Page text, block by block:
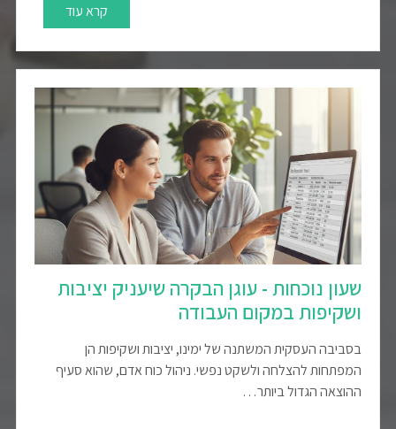
קרא עוד
שעון נוכחות - עוגן הבקרה שיעניק יציבות
ושקיפות במקום העבודה
בסביבה העסקית המשתנה של ימינו, יציבות ושקיפות הן
המפתחות להצלחה ולשקט נפשי. ניהול כוח אדם, שהוא סעיף
ההוצאה הגדול ביותר…